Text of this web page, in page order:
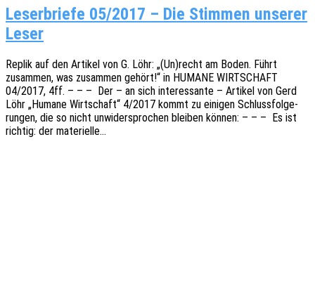
Leserbriefe 05/2017 – Die Stimmen unserer
Leser
Replik auf den Arti­kel von G. Löhr: „(Un)recht am Boden. Führt
zusam­men, was zusam­men gehört!“ in HUMANE WIRTSCHAFT
04/2017, 4ff. – – – Der – an sich inter­es­san­te – Arti­kel von Gerd
Löhr „Humane Wirt­schaft“ 4/2017 kommt zu eini­gen Schluss­fol­ge­
run­gen, die so nicht unwi­der­spro­chen blei­ben können: – – – Es ist
rich­tig: der materielle…